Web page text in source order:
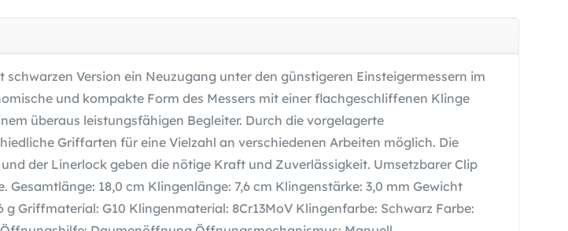
Version ein Neuzugang unter den günstigeren Einsteigermessern im
und kompakte Form des Messers mit einer flachgeschliffenen Klinge
überaus leistungsfähigen Begleiter. Durch die vorgelagerte
Griffarten für eine Vielzahl an verschiedenen Arbeiten möglich. Die
der Linerlock geben die nötige Kraft und Zuverlässigkeit. Umsetzbarer Clip
Gesamtlänge: 18,0 cm Klingenlänge: 7,6 cm Klingenstärke: 3,0 mm Gewicht
g Griffmaterial: G10 Klingenmaterial: 8Cr13MoV Klingenfarbe: Schwarz Farbe: